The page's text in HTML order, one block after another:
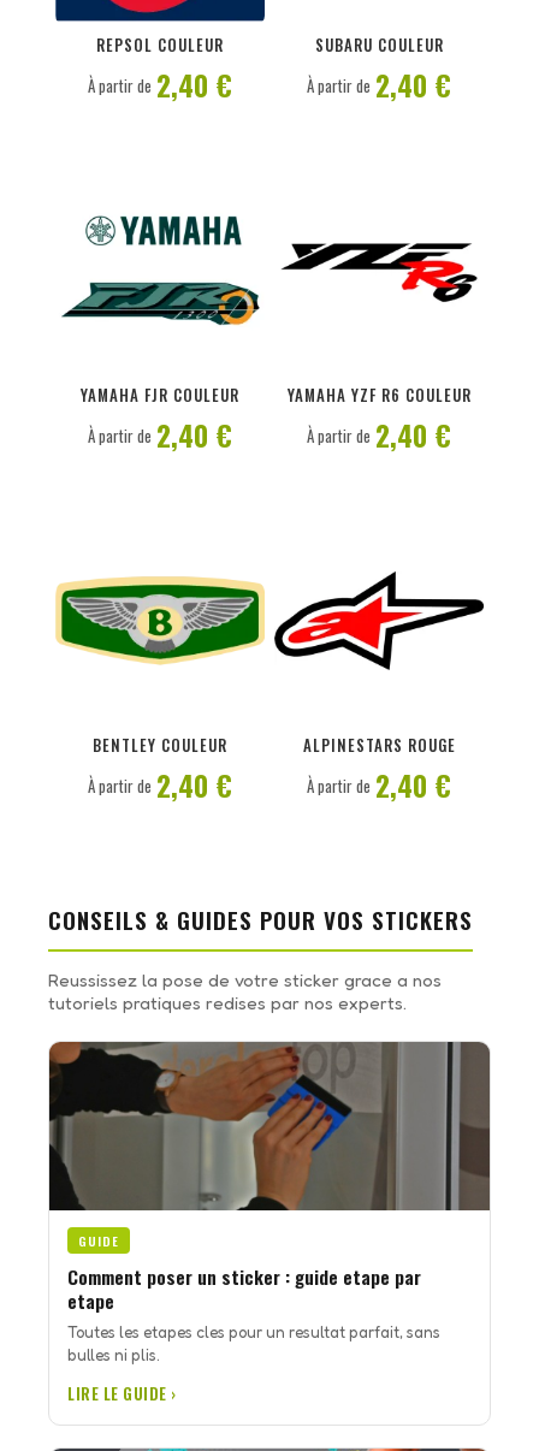
REPSOL COULEUR
PERSONNALISER
À partir de 2,40 €
SUBARU COULEUR
À partir de 2,40 €
YAMAHA FJR COULEUR
À partir de 2,40 €
YAMAHA YZF R6 COULEUR
À partir de 2,40 €
BENTLEY COULEUR
À partir de 2,40 €
ALPINESTARS ROUGE
À partir de 2,40 €
CONSEILS & GUIDES POUR VOS STICKERS
Reussissez la pose de votre sticker grace a nos
tutoriels pratiques redises par nos experts.
GUIDE
Comment poser un sticker : guide etape par
etape
Toutes les etapes cles pour un resultat parfait, sans
bulles ni plis.
LIRE LE GUIDE ›